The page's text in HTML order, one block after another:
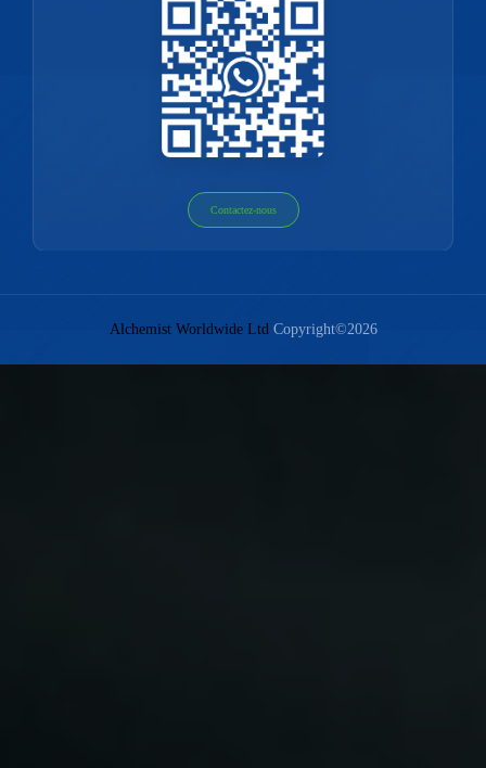
Contactez-nous
Alchemist Worldwide LtdCopyright©2026